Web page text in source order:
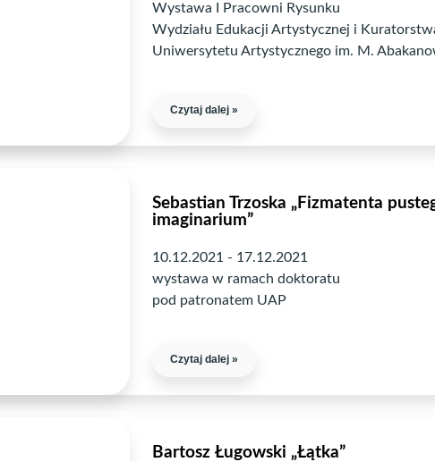
Wystawa I Pracowni Rysunku
Wydziału Edukacji Artystycznej i
Uniwersytetu Artystycznego im. M.
Czytaj dalej »
Sebastian Trzoska „Fizmatenta
imaginarium”
10.12.2021 - 17.12.2021
wystawa w ramach doktoratu
pod patronatem UAP
Czytaj dalej »
Bartosz Ługowski „Łątka”